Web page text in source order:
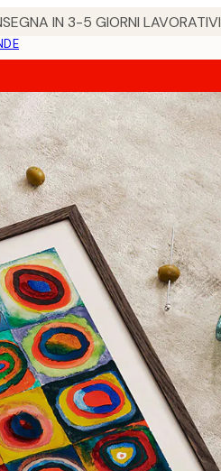
IN 3-5 GIORNI LAVORATIVI